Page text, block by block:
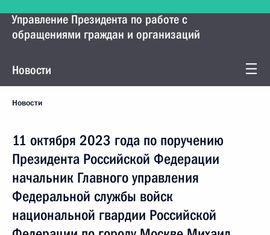
Управление Президента по работе с
обращениями граждан и организаций
Новости
Новости
11 октября 2023 года по поручению
Президента Российской Федерации
начальник Главного управления
Федеральной службы войск
национальной гвардии Российской